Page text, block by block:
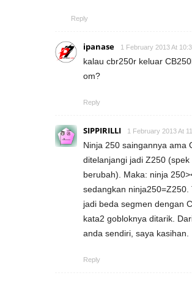
Reply
ipanase 1 February 2013 At
kalau cbr250r keluar
om?
Reply
SIPPIRILLI 1 February 2013 At
Ninja 250 saingannya ama
ditelanjangi jadi Z250 (spek
berubah). Maka: ninja
sedangkan ninja250=Z250.
jadi beda segmen dengan
kata2 gobloknya ditarik.
anda sendiri, saya kasihan.
Reply